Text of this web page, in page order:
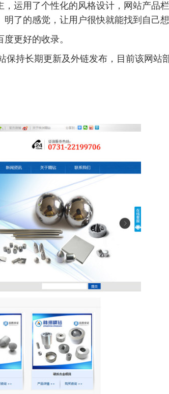
运用了个性化的风格设计，网站产品
了的感觉，让用户很快就能找到自己想
更好的收录。
保持长期更新及外链发布，目前该网站